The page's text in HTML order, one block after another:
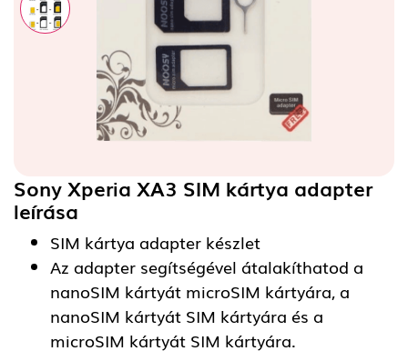
Sony Xperia XA3 SIM kártya adapter
leírása
SIM kártya adapter készlet
Az adapter segítségével átalakíthatod a
nanoSIM kártyát microSIM kártyára, a
nanoSIM kártyát SIM kártyára és a
microSIM kártyát SIM kártyára.